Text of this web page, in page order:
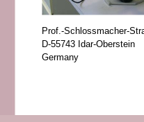
Prof.-Schlossmacher-
D-55743 Idar-Oberstein
Germany